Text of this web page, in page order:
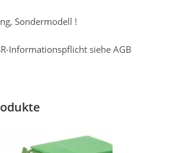
Sondermodell !
Informationspflicht siehe AGB